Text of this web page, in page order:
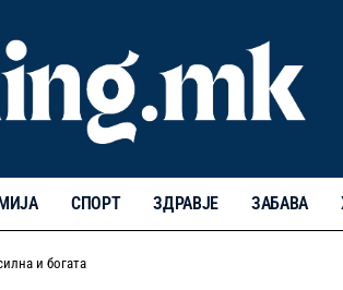
СПОРТ ЗДРАВЈЕ ЗАБАВА
и богата